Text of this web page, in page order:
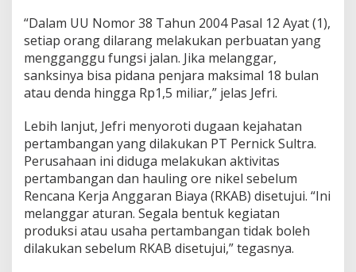
u
p
M
a
a
“Dalam UU Nomor 38 Tahun 2004 Pasal 12 Ayat (1),
setiap orang dilarang melakukan perbuatan yang
mengganggu fungsi jalan. Jika melanggar,
sanksinya bisa pidana penjara maksimal 18 bulan
atau denda hingga Rp1,5 miliar,” jelas Jefri.
Lebih lanjut, Jefri menyoroti dugaan kejahatan
pertambangan yang dilakukan PT Pernick Sultra.
Perusahaan ini diduga melakukan aktivitas
pertambangan dan hauling ore nikel sebelum
Rencana Kerja Anggaran Biaya (RKAB) disetujui. “Ini
melanggar aturan. Segala bentuk kegiatan
produksi atau usaha pertambangan tidak boleh
dilakukan sebelum RKAB disetujui,” tegasnya.